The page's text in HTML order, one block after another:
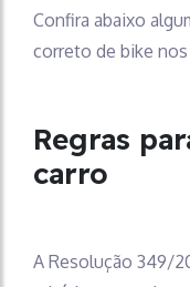
Confira abaixo
correto de bike nos
Regras
carro
A Resolução 349/